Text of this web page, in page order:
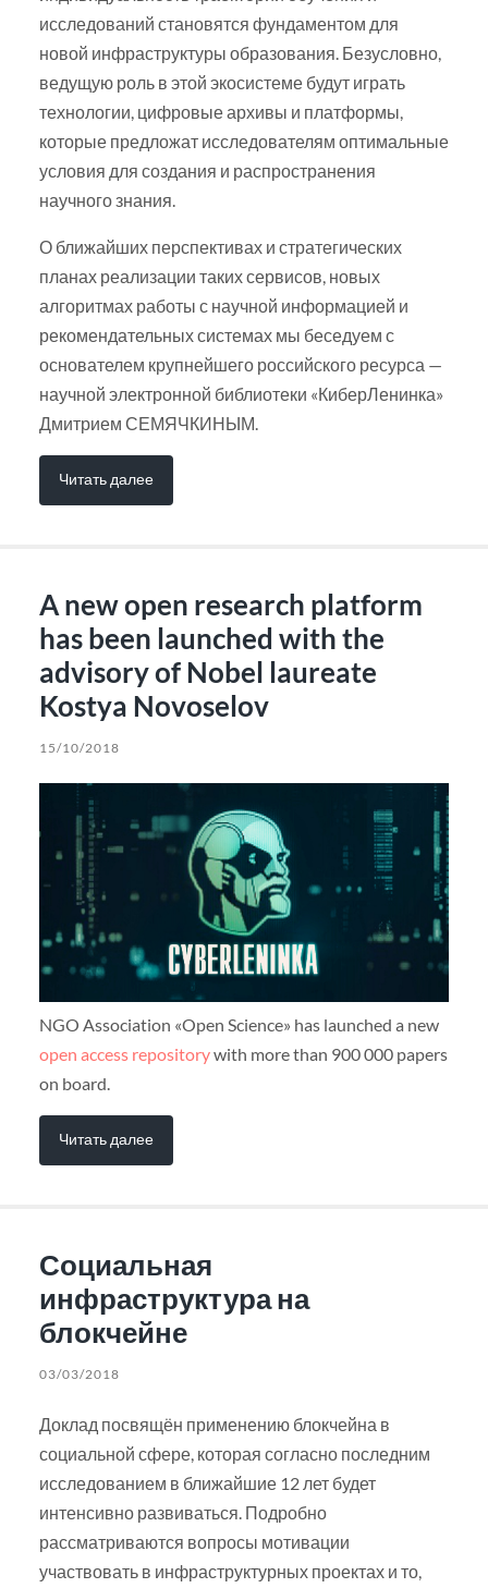
исследований становятся фундаментом для
новой инфраструктуры образования. Безусловно,
ведущую роль в этой экосистеме будут играть
технологии, цифровые архивы и платформы,
которые предложат исследователям оптимальные
условия для создания и распространения
научного знания.
О ближайших перспективах и стратегических
планах реализации таких сервисов, новых
алгоритмах работы с научной информацией и
рекомендательных системах мы беседуем с
основателем крупнейшего российского ресурса —
научной электронной библиотеки «КиберЛенинка»
Дмитрием СЕМЯЧКИНЫМ.
Читать далее
A new open research platform
has been launched with the
advisory of Nobel laureate
Kostya Novoselov
15/10/2018
NGO Association «Open Science» has launched a new
open access repositorywith more than 900 000 papers
on board.
Читать далее
Социальная
инфраструктура на
блокчейне
03/03/2018
Доклад посвящён применению блокчейна в
социальной сфере, которая согласно последним
исследованием в ближайшие 12 лет будет
интенсивно развиваться. Подробно
рассматриваются вопросы мотивации
участвовать в инфраструктурных проектах и то,